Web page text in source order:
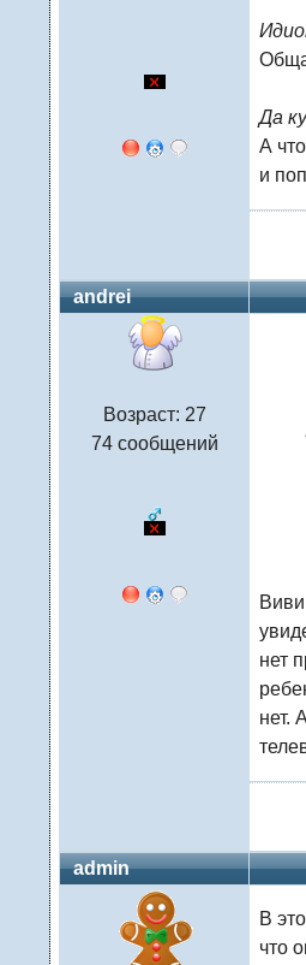
Да
А
и
andrei
Возраст: 27
74 сообщений
нет
нет.
admin
В
что